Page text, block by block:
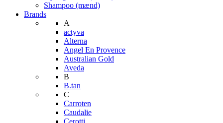
Shampoo (mænd)
Brands
A
actyva
Alterna
Angel En Provence
Australian Gold
Aveda
B
B.tan
C
Carroten
Caudalie
Cerotti